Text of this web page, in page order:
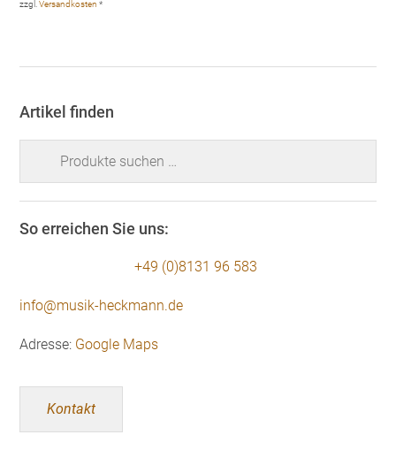
zzgl.Versandkosten *
Artikel finden
So erreichen Sie uns:
+49 (0)8131 96 583
info@musik-heckmann.de
Adresse: Google Maps
Kontakt